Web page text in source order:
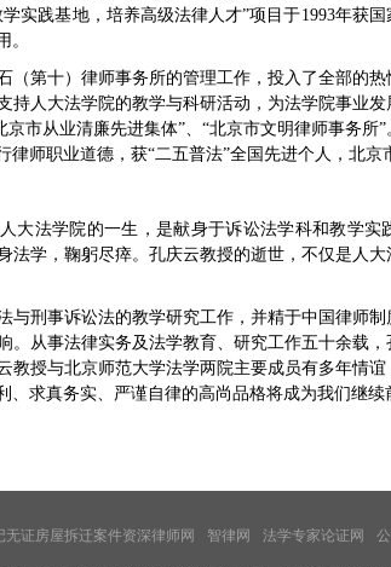
实践基地，培养高级法律人才”项目于1993年获
。
（第十）律师事务所的管理工作，投入了全部的
持人大法学院的教学与科研活动，为法学院事业
市从业清廉先进集体”、“北京市文明律师事务所
律师职业道德，获“二五普法”全国先进个人，北京
大法学院的一生，是献身于诉讼法学科和教学实
法学，鞠躬尽瘁。孔庆云教授的逝世，不仅是人
与刑事诉讼法的教学研究工作，并精于中国律师
。从事法律实务及法学教育、研究工作五十余载
教授与北京师范大学法学两院主要成员有多年情
、求真务实、严谨自律的高尚品格将成为我们继续
无证房屋拆迁案件资深律师网 智律网 法学专家论证网